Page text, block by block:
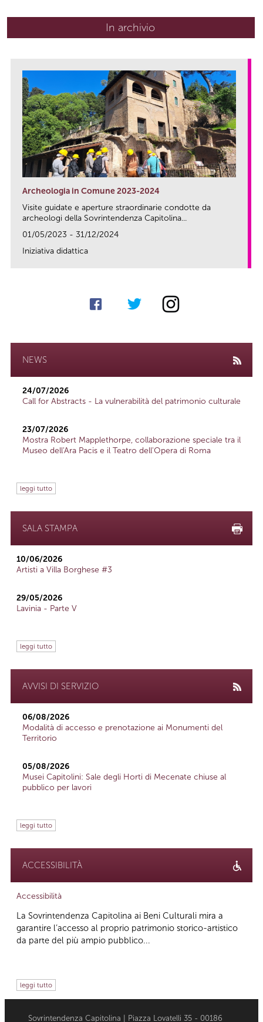
In archivio
Archeologia in Comune 2023-2024
Visite guidate e aperture straordinarie condotte da
archeologi della Sovrintendenza Capitolina...
01/05/2023 - 31/12/2024
Iniziativa didattica
NEWS
24/07/2026
Call for Abstracts - La vulnerabilità del patrimonio culturale
23/07/2026
Mostra Robert Mapplethorpe, collaborazione speciale tra il
Museo dell'Ara Pacis e il Teatro dell'Opera di Roma
leggi tutto
SALA STAMPA
10/06/2026
Artisti a Villa Borghese #3
29/05/2026
Lavinia - Parte V
leggi tutto
AVVISI DI SERVIZIO
06/08/2026
Modalità di accesso e prenotazione ai Monumenti del
Territorio
05/08/2026
Musei Capitolini: Sale degli Horti di Mecenate chiuse al
pubblico per lavori
leggi tutto
ACCESSIBILITÀ
Accessibilità
La Sovrintendenza Capitolina ai Beni Culturali mira a
garantire l’accesso al proprio patrimonio storico-artistico
da parte del più ampio pubblico...
leggi tutto
Sovrintendenza Capitolina | Piazza Lovatelli 35 - 00186